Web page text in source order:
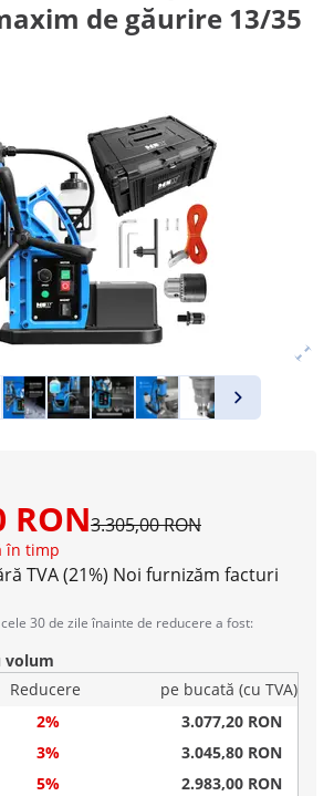
de găurire 13/35
RON3.305,00 RON
în timp
TVA (21%) Noi furnizăm facturi
30 de zile înainte de reducere a fost:
volum
Reducere
pe bucată (cu TVA)
2%
3.077,20 RON
3%
3.045,80 RON
5% 2.983,00 RON